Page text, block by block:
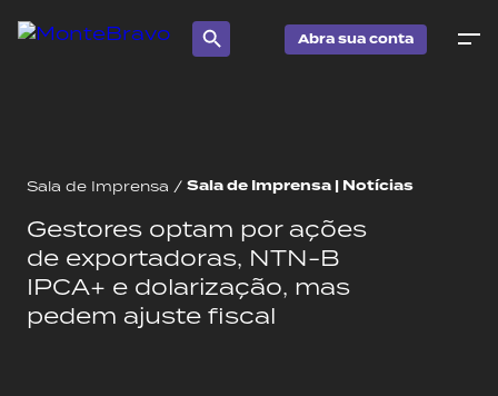
Abra sua conta
Sala de Imprensa / Sala de Imprensa | Notícias
Gestores optam por ações
de exportadoras, NTN-B
IPCA+ e dolarização, mas
pedem ajuste fiscal